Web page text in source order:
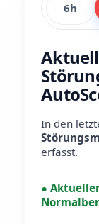
6h
In den
erfasst.
●